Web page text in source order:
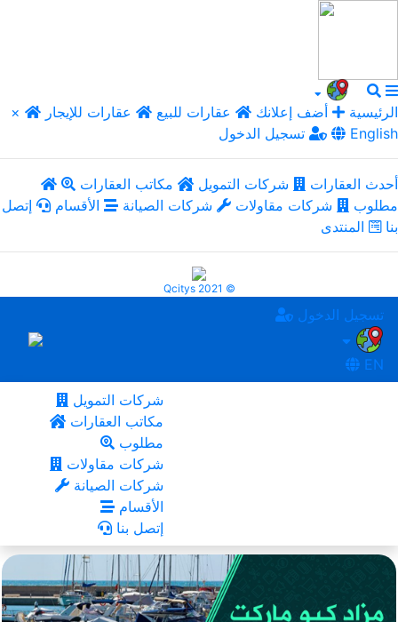
× الرئيسية أضف إعلانك عقارات للبيع
عقارات للإيجار
تسجيل الدخول
English
أحدث العقارات شركات التمويل
مكاتب العقارات
مطلوب
شركات مقاولات شركات الصيانة الأقسام
إتصل
بنا
المنتدى
Qcitys 2021 ©
تسجيل الدخول
EN
شركات التمويل
مكاتب العقارات
مطلوب
شركات مقاولات
شركات الصيانة
الأقسام
إتصل بنا